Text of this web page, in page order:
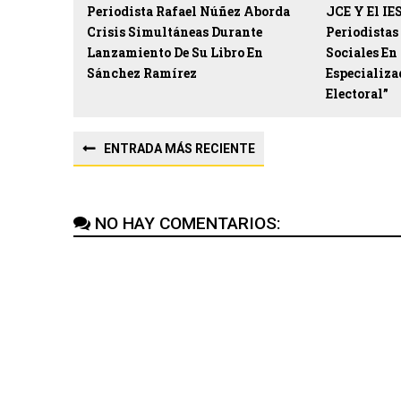
Periodista Rafael Núñez Aborda
Crisis Simultáneas Durante
Lanzamiento De Su Libro En
Sánchez Ramírez
JCE Y El
Sociales
Electoral”
ENTRADA MÁS RECIENTE
NO HAY COMENTARIOS: